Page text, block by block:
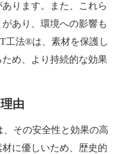
ります。また、これら
あり、環境への影響も
工法®は、素材を保護し
め、より持続的な効果
由
その安全性と効果の高
に優しいため、歴史的